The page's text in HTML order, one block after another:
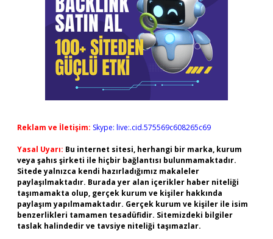
Reklam ve İletişim: Skype: live:.cid.575569c608265c69
Yasal Uyarı: Bu internet sitesi, herhangi bir marka, kurum
veya şahıs şirketi ile hiçbir bağlantısı bulunmamaktadır.
Sitede yalnızca kendi hazırladığımız makaleler
paylaşılmaktadır. Burada yer alan içerikler haber niteliği
taşımamakta olup, gerçek kurum ve kişiler hakkında
paylaşım yapılmamaktadır. Gerçek kurum ve kişiler ile isim
benzerlikleri tamamen tesadüfidir. Sitemizdeki bilgiler
taslak halindedir ve tavsiye niteliği taşımazlar.